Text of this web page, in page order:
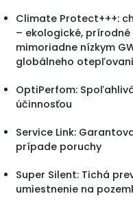
Climate Protect+++:
– ekologické,
mimoriadne nízkym
globálneho
OptiPerfom:
účinnosťou
Service Link:
prípade poruchy
Super Silent: Tichá
umiestnenie na